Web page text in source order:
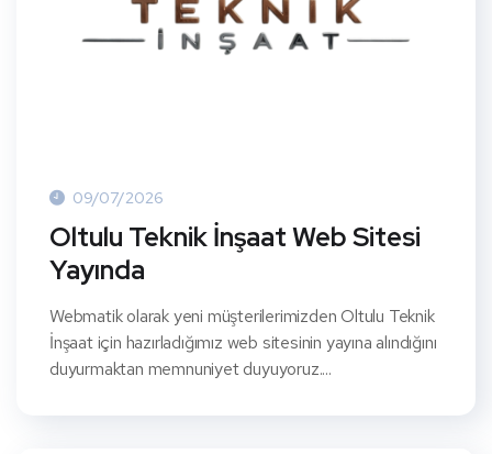
09/07/2026
Oltulu Teknik İnşaat Web Sitesi
Yayında
Webmatik olarak yeni müşterilerimizden Oltulu Teknik
İnşaat için hazırladığımız web sitesinin yayına alındığını
duyurmaktan memnuniyet duyuyoruz....